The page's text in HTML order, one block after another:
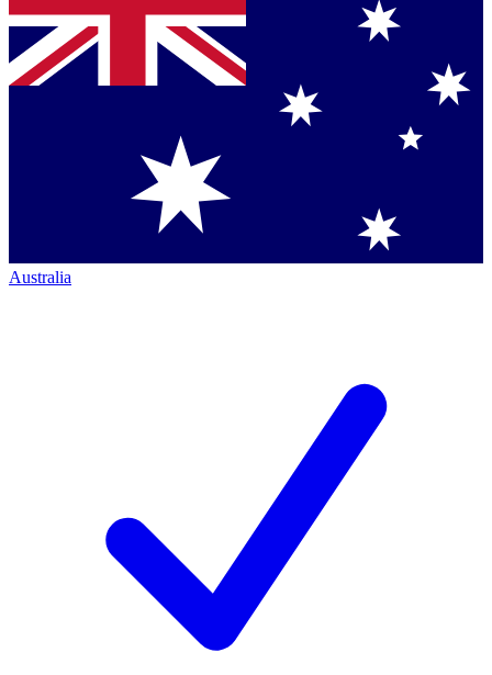
Australia